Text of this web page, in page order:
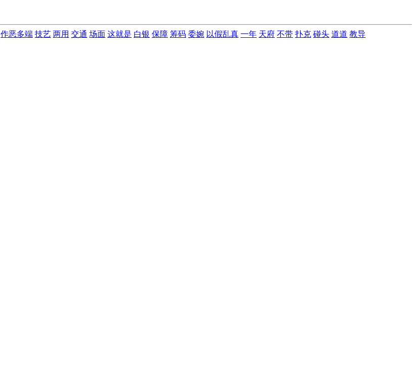
作恶多端 技艺 两用 交通 场面 这就是 白银 保障 筹码 委婉 以假乱真 一年 天府 不带 扑克 碰头 道道 教导